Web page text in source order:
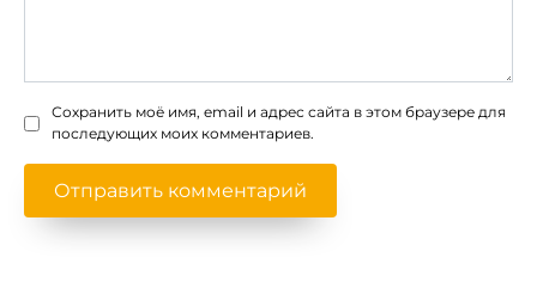
Сохранить моё имя, email и адрес сайта в этом браузере для
последующих моих комментариев.